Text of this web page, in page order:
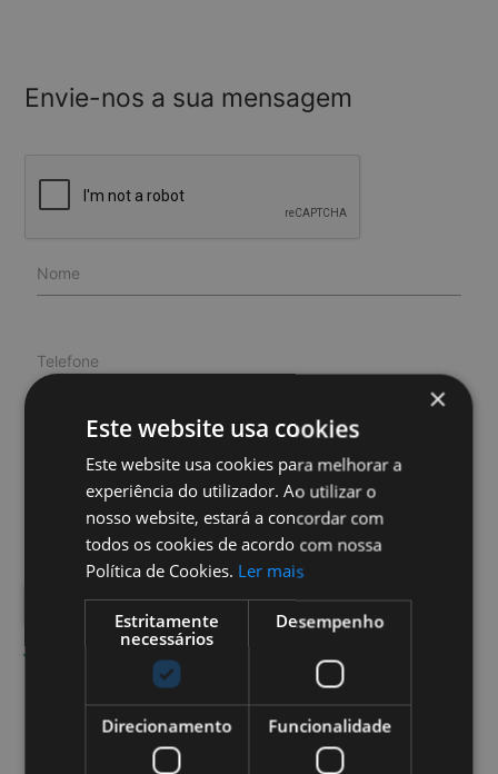
Envie-nos a sua mensagem
Nome
Telefone
Mensagem
SUBMETER send
×
Este website usa cookies
Este website usa cookies para melhorar a
experiência do utilizador. Ao utilizar o
nosso website, estará a concordar com
todos os cookies de acordo com nossa
Política de Cookies. Ler mais
Estritamente
necessários
Desempenho
Direcionamento Funcionalidade